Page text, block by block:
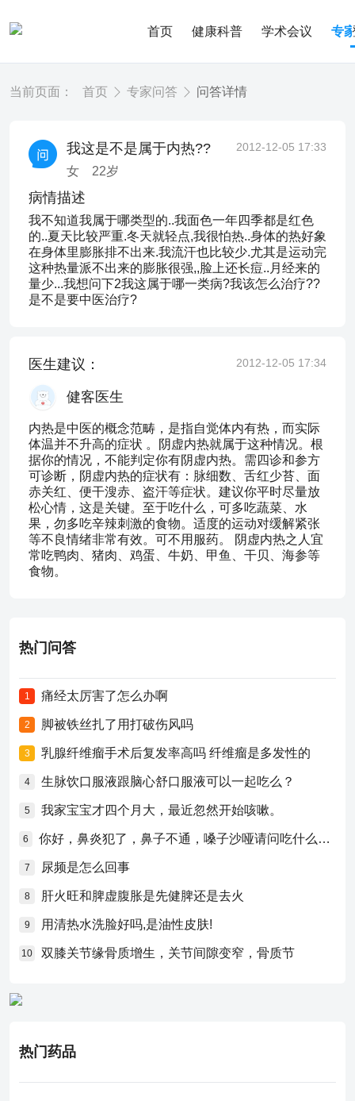
首页 健康科普 学术会议 专
当前页面： 首页 专家问答 问答详情
我这是不是属于内热??
女 22岁
2012-12-05 17:33
病情描述
我不知道我属于哪类型的..我面色一年四季都是红色
的..夏天比较严重.冬天就轻点,我很怕热..身体的热好象
在身体里膨胀排不出来.我流汗也比较少.尤其是运动完
这种热量派不出来的膨胀很强,,脸上还长痘..月经来的
量少...我想问下2我这属于哪一类病?我该怎么治疗??
是不是要中医治疗?
医生建议： 2012-12-05 17:34
健客医生
内热是中医的概念范畴，是指自觉体内有热，而实际
体温并不升高的症状 。阴虚内热就属于这种情况。根
据你的情况，不能判定你有阴虚内热。需四诊和参方
可诊断，阴虚内热的症状有：脉细数、舌红少苔、面
赤关红、便干溲赤、盗汗等症状。建议你平时尽量放
松心情，这是关键。至于吃什么，可多吃蔬菜、水
果，勿多吃辛辣刺激的食物。适度的运动对缓解紧张
等不良情绪非常有效。可不用服药。 阴虚内热之人宜
常吃鸭肉、猪肉、鸡蛋、牛奶、甲鱼、干贝、海参等
食物。
热门问答
1 痛经太厉害了怎么办啊
2 脚被铁丝扎了用打破伤风吗
3 乳腺纤维瘤手术后复发率高吗 纤维瘤是多发性的
4 生脉饮口服液跟脑心舒口服液可以一起吃么？
5 我家宝宝才四个月大，最近忽然开始咳嗽。
6 你好，鼻炎犯了，鼻子不通，嗓子沙哑请问吃什么药比较好？
7 尿频是怎么回事
8 肝火旺和脾虚腹胀是先健脾还是去火
9 用清热水洗脸好吗,是油性皮肤!
10 双膝关节缘骨质增生，关节间隙变窄，骨质节
热门药品